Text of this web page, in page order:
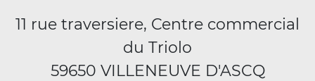
11 rue traversiere, Centre commercial
du Triolo
59650 VILLENEUVE D'ASCQ